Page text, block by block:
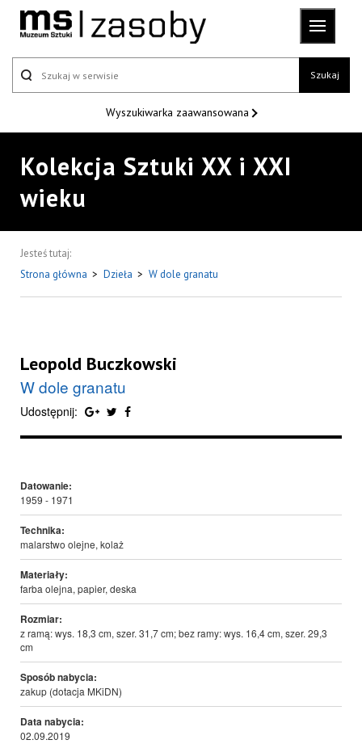
Szukaj
Wyszukiwarka zaawansowana
Kolekcja Sztuki XX i XXI
wieku
Jesteś tutaj:
Strona główna > Dzieła > W dole granatu
Leopold Buczkowski
W dole granatu
Udostępnij:
Datowanie:
1959 - 1971
Technika:
malarstwo olejne, kolaż
Materiały:
farba olejna, papier, deska
Rozmiar:
z ramą: wys. 18,3 cm, szer. 31,7 cm; bez ramy: wys. 16,4 cm, szer. 29,3
cm
Sposób nabycia:
zakup (dotacja MKiDN)
Data nabycia:
02.09.2019